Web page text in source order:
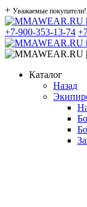
+ Уважаемые
+7-900-353-13-74
Каталог
Назад